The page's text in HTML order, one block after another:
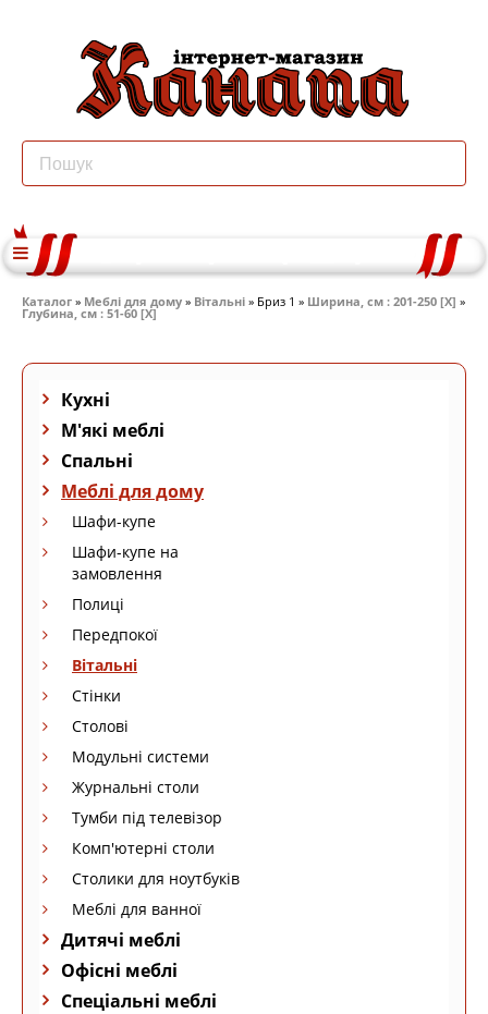
Каталог » Меблі для дому » Вітальні » Бриз 1 » Ширина, см : 201-250 [X] »
Глубина, см : 51-60 [X]
Кухні
М'які меблі
Спальні
Меблі для дому
Шафи-купе
Шафи-купе на
замовлення
Полиці
Передпокої
Вітальні
Стінки
Столові
Модульні системи
Журнальні столи
Тумби під телевізор
Комп'ютерні столи
Столики для ноутбуків
Меблі для ванної
Дитячі меблі
Офісні меблі
Спеціальні меблі